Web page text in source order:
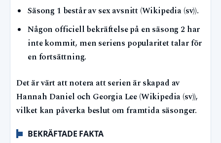
Säsong 1 består av sex avsnitt (Wikipedia (sv)).
Någon officiell bekräftelse på en säsong 2 har
inte kommit, men seriens popularitet talar för
en fortsättning.
Det är värt att notera att serien är skapad av
Hannah Daniel och Georgia Lee (Wikipedia (sv)),
vilket kan påverka beslut om framtida säsonger.
BEKRÄFTADE FAKTA